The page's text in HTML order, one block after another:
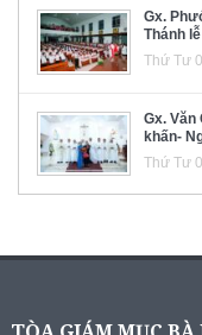
Gx.
Thánh
Thứ Tư
Gx. Văn
khấn-
Thứ Tư